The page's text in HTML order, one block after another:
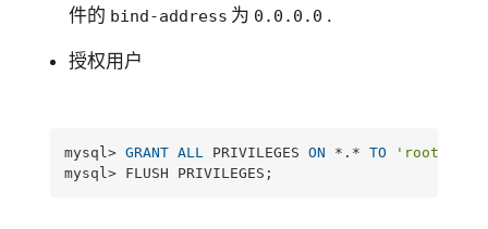
件的 bind-address 为 0.0.0.0 .
授权用户
mysql> GRANT ALL PRIVILEGES ON * . * TO 'root'
mysql> FLUSH PRIVILEGES;